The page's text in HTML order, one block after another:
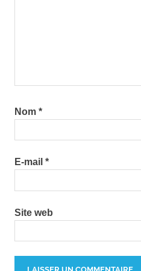
Nom *
E-mail *
Site web